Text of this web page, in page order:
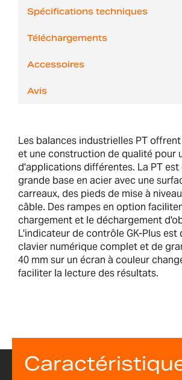
Spécifications techniques
Téléchargements
Accessoires
Avis
Les balances industrielles PT
et une construction de qualité pour
d'applications différentes. La PT
grande base en acier avec une
carreaux, des pieds de mise à
câble. Des rampes en option
chargement et le déchargement
L'indicateur de contrôle GK-Plus est
clavier numérique complet et de
40 mm sur un écran à couleur
faciliter la lecture des résultats.